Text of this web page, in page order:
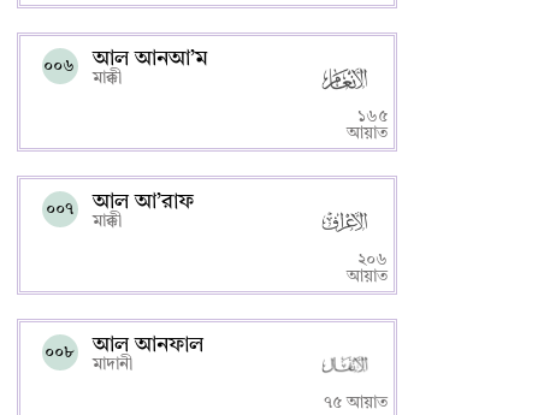
০০৬ আল আনআ’ম
মাক্কী
১৬৫
আয়াত
০০৭ আল আ’রাফ
মাক্কী
২০৬
আয়াত
০০৮ আল আনফাল
মাদানী
৭৫ আয়াত